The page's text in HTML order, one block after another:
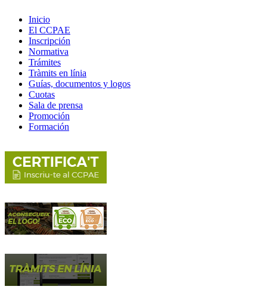
Inicio
El CCPAE
Inscripción
Normativa
Trámites
Tràmits en línia
Guías, documentos y logos
Cuotas
Sala de prensa
Promoción
Formación